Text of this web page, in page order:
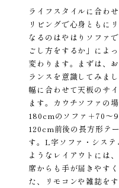
ライフスタイルに合わ
リビングで心身ともに
なるのはやはりソファ
ごし方をするか」によ
変わります。まずは、
ランスを意識してみま
幅に合わせて天板のサ
ます。カウチソファの
180cmのソファ＋70〜
120cm前後の長方形テ
す。L字ソファ・シス
ようなレイアウトには
席からも手が届きやす
た、リモコンや雑誌を